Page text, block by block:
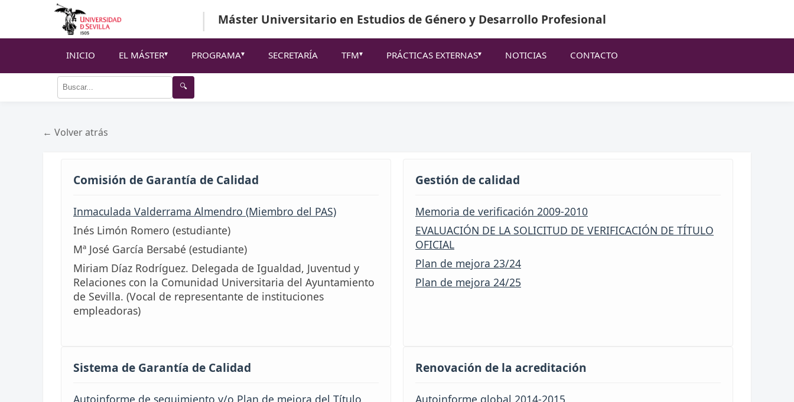
| Máster Universitario en Estudios de Género y Desarrollo Profesional
INICIO EL MÁSTER PROGRAMA SECRETARÍA TFM PRÁCTICAS EXTERNAS NOTICIAS CONTACTO
🔍
← Volver atrás